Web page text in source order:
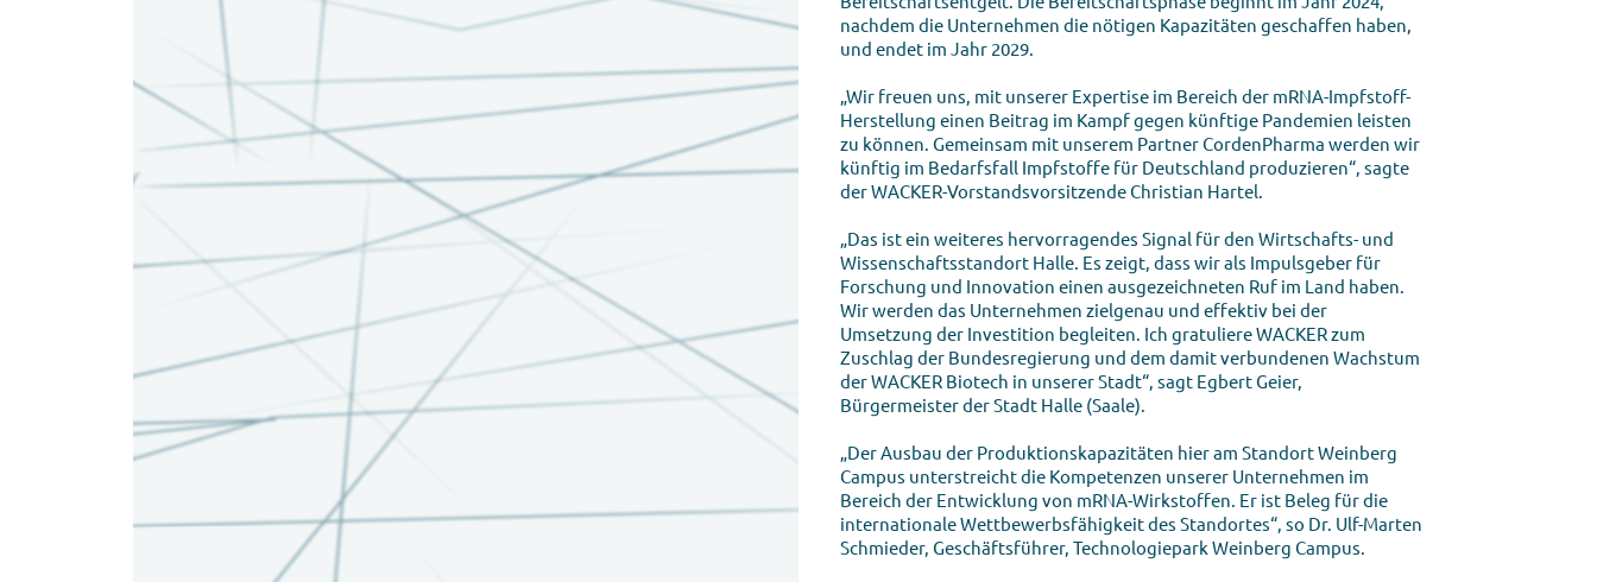
nachdem die Unternehmen die nötigen Kapazitäten geschaffen haben,
und endet im Jahr 2029.
„Wir freuen uns, mit unserer Expertise im Bereich der mRNA-Impf­stoff-
Herstellung einen Beitrag im Kampf gegen künftige Pandemien leisten
zu können. Gemeinsam mit unserem Partner CordenPharma werden wir
künftig im Bedarfsfall Impfstoffe für Deutschland produ­zieren“, sagte
der WACKER-Vorstandsvorsitzende Christian Hartel.
„Das ist ein weiteres hervorragendes Signal für den Wirtschafts- und
Wissenschaftsstandort Halle. Es zeigt, dass wir als Impulsgeber für
Forschung und Innovation einen ausgezeichneten Ruf im Land haben.
Wir werden das Unternehmen zielgenau und effektiv bei der
Umsetzung der Investition begleiten. Ich gratuliere WACKER zum
Zuschlag der Bundesregierung und dem damit verbundenen Wachstum
der WACKER Biotech in unserer Stadt“, sagt Egbert Geier,
Bürgermeister der Stadt Halle (Saale).
„Der Ausbau der Produktionskapazitäten hier am Standort Weinberg
Campus unterstreicht die Kompetenzen unserer Unternehmen im
Bereich der Entwicklung von mRNA-Wirkstoffen. Er ist Beleg für die
internationale Wettbewerbsfähigkeit des Standortes“, so Dr. Ulf-Marten
Schmieder, Geschäftsführer, Technologiepark Weinberg Campus.